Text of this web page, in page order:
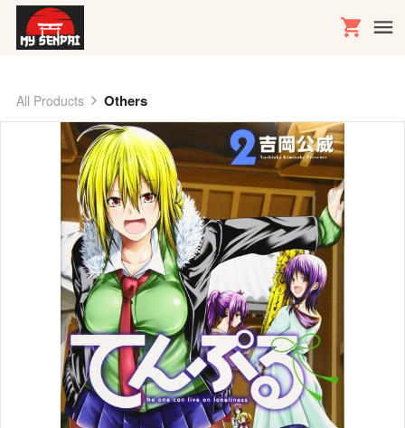
All Products Others